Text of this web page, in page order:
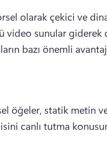
olarak çekici ve
video sunular giderek
bazı önemli
öğeler, statik metin
canlı tutma